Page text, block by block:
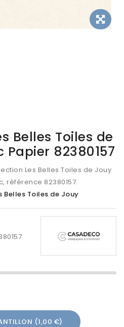
Belles Toiles de
82380157
Les Belles Toiles de Jouy
référence 82380157.
Belles Toiles de Jouy
(1,00 €)